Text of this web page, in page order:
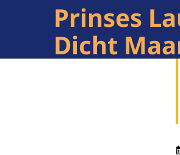
Prinses
Dicht